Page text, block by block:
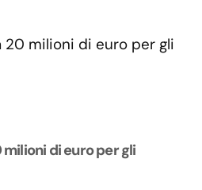
di euro per gli